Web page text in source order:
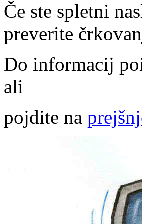
Če ste spletni
preverite
Do informacij
ali
pojdite na